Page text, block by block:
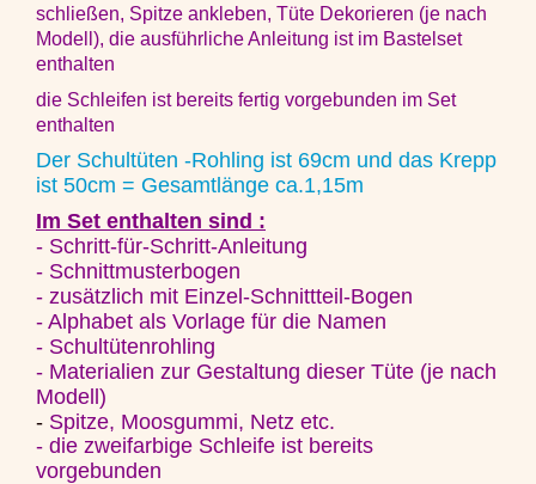
schließen, Spitze ankleben, Tüte Dekorieren (je nach
Modell), die ausführliche Anleitung ist im Bastelset
enthalten
die Schleifen ist bereits fertig vorgebunden im Set
enthalten
Der Schultüten -Rohling ist 69cm und das Krepp
ist 50cm = Gesamtlänge ca.1,15m
Im Set enthalten sind :
- Schritt-für-Schritt-Anleitung
- Schnittmusterbogen
- zusätzlich mit Einzel-Schnittteil-Bogen
- Alphabet als Vorlage für die Namen
- Schultütenrohling
- Materialien zur Gestaltung dieser Tüte (je nach
Modell)
- Spitze, Moosgummi, Netz etc.
- die zweifarbige Schleife ist bereits
vorgebunden